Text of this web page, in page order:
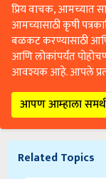
प्रिय वाचक, आमच्यात
आमच्यासाठी कृषी
बळकट करण्यासाठी
आणि लोकांपर्यंत
आवश्यक आहे. आपले
आपण आम्हाला
Related Topics